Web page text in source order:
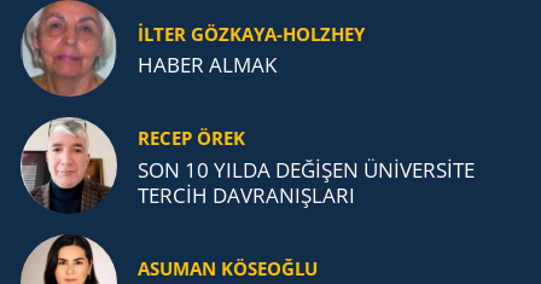
İLTER GÖZKAYA-HOLZHEY
HABER ALMAK
RECEP ÖREK
SON 10 YILDA DEĞİŞEN ÜNİVERSİTE
TERCİH DAVRANIŞLARI
ASUMAN KÖSEOĞLU